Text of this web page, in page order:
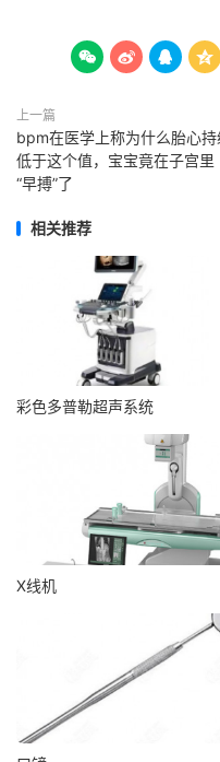
   
上一篇
bpm在医学上称为什么胎心持
低于这个值，宝宝竟在子宫里
“早搏”了
相关推荐
彩色多普勒超声系统
X线机